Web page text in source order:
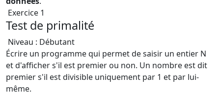
Exercice 1
Test de primalité
Niveau : Débutant
Écrire un programme qui permet de saisir un entier N
et d'afficher s'il est premier ou non. Un nombre est dit
premier s'il est divisible uniquement par 1 et par lui-
même.